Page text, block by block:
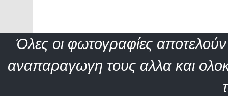
Όλες οι φωτογραφίες αποτελούν
αναπαραγωγη τους αλλα και